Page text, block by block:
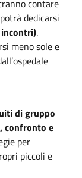
contare
dedicarsi
.
meno sole e
di gruppo
confronto e
per
piccoli e